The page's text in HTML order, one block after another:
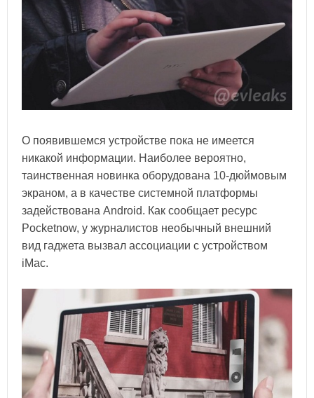
О появившемся устройстве пока не имеется
никакой информации. Наиболее вероятно,
таинственная новинка оборудована 10-дюймовым
экраном, а в качестве системной платформы
задействована Android. Как сообщает ресурс
Pocketnow, у журналистов необычный внешний
вид гаджета вызвал ассоциации с устройством
iMac.